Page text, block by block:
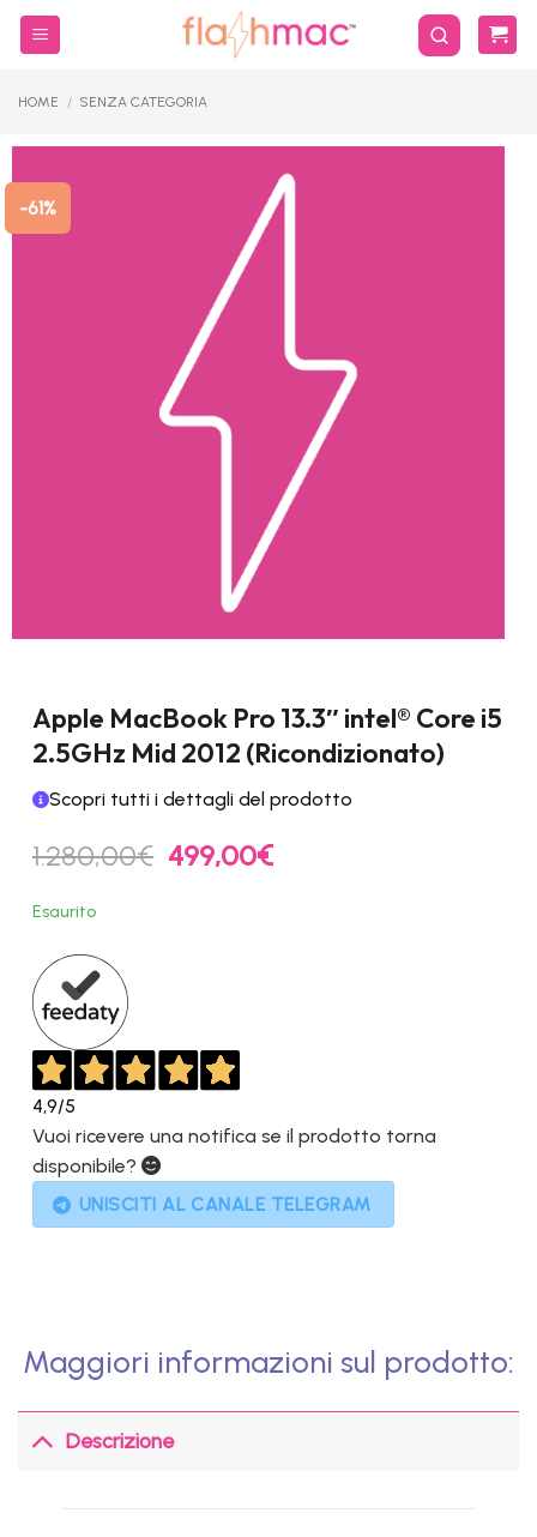
Salta
HOME / SENZA CATEGORIA
-61%
Apple MacBook Pro 13.3″ intel® Core i5
2.5GHz Mid 2012 (Ricondizionato)
Scopri tutti i dettagli del prodotto
1.280,00€ Il
prezzo
499,00€Il
Esaurito
4,9/5
Vuoi ricevere una notifica se il prodotto torna
disponibile?
UNISCITI AL CANALE TELEGRAM
Maggiori informazioni sul prodotto:
Descrizione